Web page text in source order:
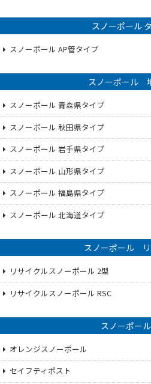
スノーポール
スノーポール AP管タイプ
スノーポール
スノーポール 青森県タイプ
スノーポール 秋田県タイプ
スノーポール 岩手県タイプ
スノーポール 山形県タイプ
スノーポール 福島県タイプ
スノーポール 北海道タイプ
スノーポール
リサイクルスノーポール 2型
リサイクルスノーポール RSC
スノーポー
オレンジスノーポール
セイフティポスト